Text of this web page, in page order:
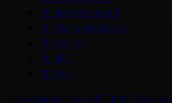
# Чебурашка 3
# Матвей Лыков
#Холод
# НМГ
# док
Контакты Об НМГ ДОК